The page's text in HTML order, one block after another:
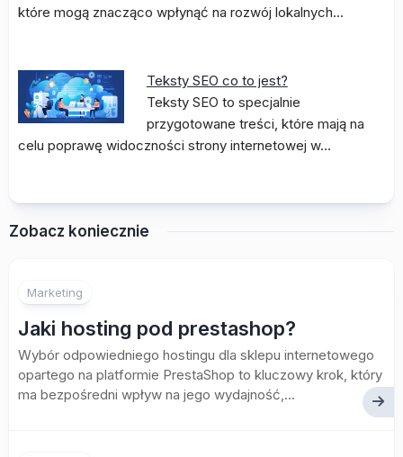
które mogą znacząco wpłynąć na rozwój lokalnych…
Teksty SEO co to jest?
Teksty SEO to specjalnie
przygotowane treści, które mają na
celu poprawę widoczności strony internetowej w…
Zobacz koniecznie
Marketing
Jaki hosting pod prestashop?
Wybór odpowiedniego hostingu dla sklepu internetowego
opartego na platformie PrestaShop to kluczowy krok, który
ma bezpośredni wpływ na jego wydajność,...